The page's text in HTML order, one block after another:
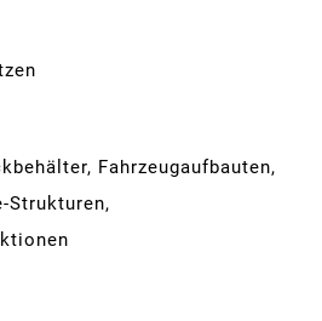
Fahrzeugaufbauten,
Strukturen,